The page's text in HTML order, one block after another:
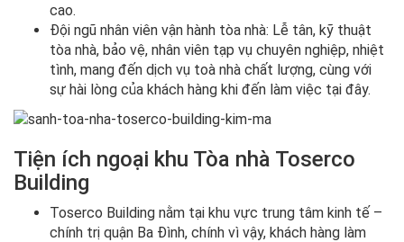
cao.
Đội ngũ nhân viên vận hành tòa nhà: Lễ tân, kỹ thuật
tòa nhà, bảo vệ, nhân viên tạp vụ chuyên nghiệp, nhiệt
tình, mang đến dịch vụ toà nhà chất lượng, cùng với
sự hài lòng của khách hàng khi đến làm việc tại đây.
Tiện ích ngoại khu Tòa nhà Toserco
Building
Toserco Building nằm tại khu vực trung tâm kinh tế –
chính trị quận Ba Đình, chính vì vậy, khách hàng làm